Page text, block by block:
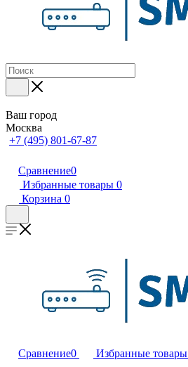
Ваш город
Москва
+7 (495) 801-67-87
Сравнение0
Избранные товары 0
Корзина 0
Сравнение0 Избранные товары